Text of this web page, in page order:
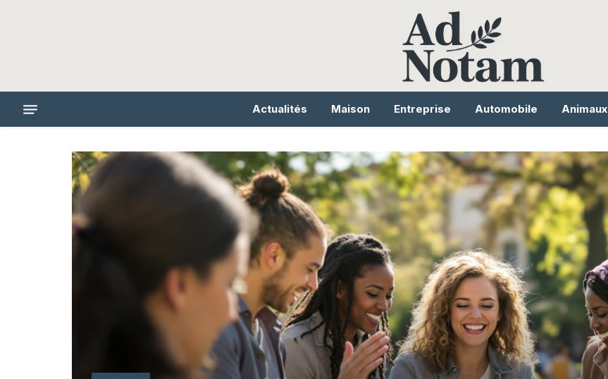
Actualités Maison Entreprise Automobile Animaux